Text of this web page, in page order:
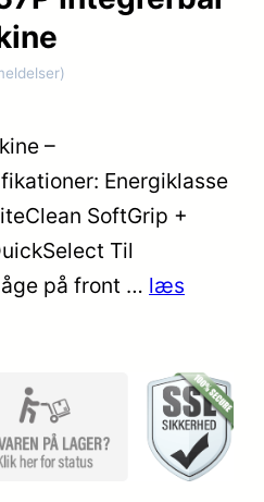
–
Energiklasse
SoftGrip +
Til
på front … læs